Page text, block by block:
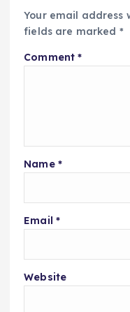
Your email address
fields are marked *
Comment*
Name *
Email *
Website